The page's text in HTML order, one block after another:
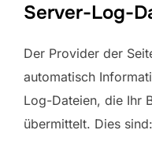
Server-Log-
Der Provider der
automatisch
Log-Dateien, die Ihr
übermittelt. Dies sind: